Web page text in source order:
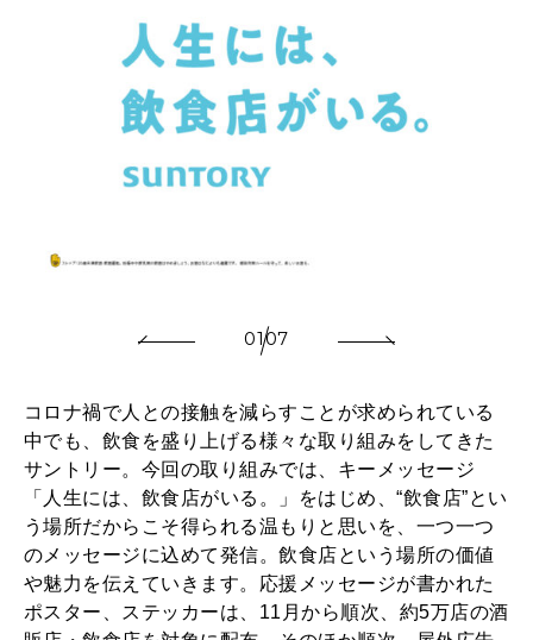
2026年5月号「“大好き”に出会いに。韓国」
2026年4月号「未来をつくる、学びの教科書。」
2026年3月号「スイーツ予想図 2026」
2025年12月号「お酒の新常識。」
FOLLOW US!
0107
コロナ禍で人との接触を減らすことが求められている
中でも、飲食を盛り上げる様々な取り組みをしてきた
サントリー。今回の取り組みでは、キーメッセージ
「人生には、飲食店がいる。」をはじめ、“飲食店”とい
う場所だからこそ得られる温もりと思いを、一つ一つ
のメッセージに込めて発信。飲食店という場所の価値
や魅力を伝えていきます。応援メッセージが書かれた
ポスター、ステッカーは、11月から順次、約5万店の酒